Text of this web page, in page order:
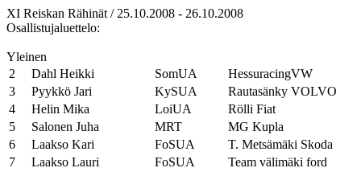
XI Reiskan Rähinät / 25.10.2008 - 26.10.2008
Osallistujaluettelo:
Yleinen
2
Dahl Heikki SomUA
HessuracingVW
3
Pyykkö Jari KySUA
Rautasänky VOLVO
4
Helin Mika LoiUA
Rölli Fiat
5
Salonen Juha MRT
MG Kupla
6
Laakso Kari FoSUA
T. Metsämäki Skoda
7
Laakso Lauri FoSUA
Team välimäki ford